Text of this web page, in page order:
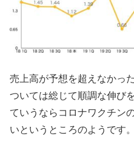
売上高が予想を超えなかっ
ついては総じて順調な伸び
ていうならコロナワクチン
いというところのようです。